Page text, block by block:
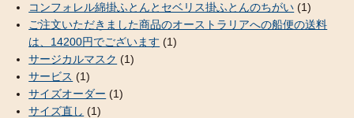
コンフォレル綿掛ふとんとセベリス掛ふとんのちがい (1)
ご注文いただきました商品のオーストラリアへの船便の送料
は、14200円でございます (1)
サージカルマスク (1)
サービス (1)
サイズオーダー (1)
サイズ直し (1)